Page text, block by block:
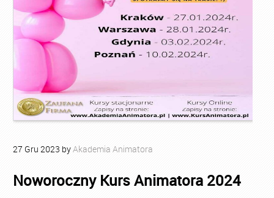
27 Gru 2023 byAkademia Animatora
Noworoczny Kurs Animatora 2024